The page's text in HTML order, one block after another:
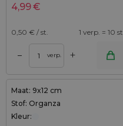
4,99€
0,50 € / st. 1 verp. = 10 st.
– verp. +
Maat: 9x12 cm
Stof: Organza
Kleur: